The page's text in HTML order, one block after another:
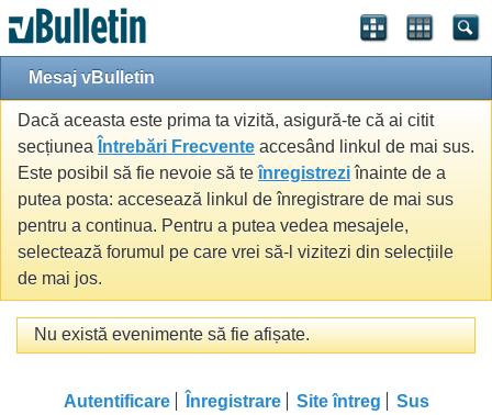
Mesaj vBulletin
Dacă aceasta este prima ta vizită, asigură-te că ai citit
secțiunea Întrebări Frecvente accesând linkul de mai sus.
Este posibil să fie nevoie să teînregistreziînainte de a
putea posta: accesează linkul de înregistrare de mai sus
pentru a continua. Pentru a putea vedea mesajele,
selectează forumul pe care vrei să-l vizitezi din selecțiile
de mai jos.
Nu există evenimente să fie afișate.
Autentificare Înregistrare Site întreg Sus